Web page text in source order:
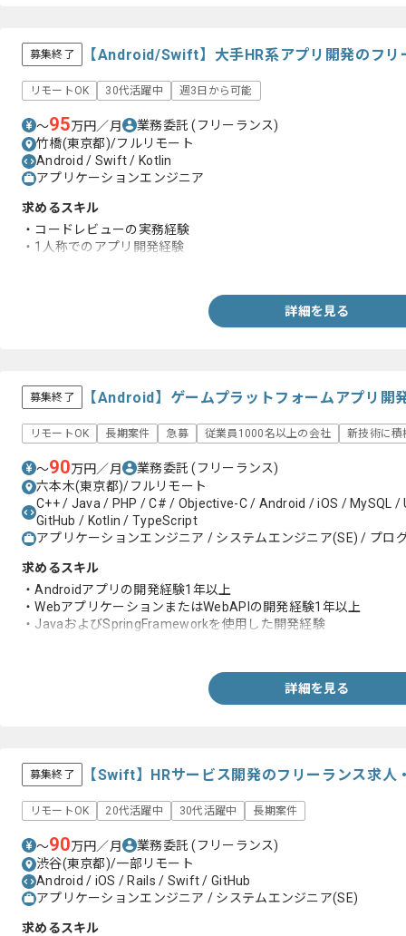
募集終了 【Android/Swift】大手HR系アプリ開発のフリ
リモートOK 30代活躍中 週3日から可能
〜95万円／月 業務委託(フリーランス)
竹橋(東京都)/フルリモート
Android / Swift / Kotlin
アプリケーションエンジニア
求めるスキル
・コードレビューの実務経験
・1人称でのアプリ開発経験
詳細を見る
募集終了 【Android】ゲームプラットフォームアプリ開
リモートOK 長期案件 急募 従業員1000名以上の会社 新技術に積
〜90万円／月 業務委託(フリーランス)
六本木(東京都)/フルリモート
C++ / Java / PHP / C# / Objective-C / Android / iOS / MySQL
GitHub / Kotlin / TypeScript
アプリケーションエンジニア / システムエンジニア(SE) / プロ
求めるスキル
・Androidアプリの開発経験1年以上
・WebアプリケーションまたはWebAPIの開発経験1年以上
・JavaおよびSpringFrameworkを使用した開発経験
詳細を見る
募集終了 【Swift】HRサービス開発のフリーランス求人
リモートOK 20代活躍中 30代活躍中 長期案件
〜90万円／月 業務委託(フリーランス)
渋谷(東京都)/一部リモート
Android / iOS / Rails / Swift / GitHub
アプリケーションエンジニア / システムエンジニア(SE)
求めるスキル